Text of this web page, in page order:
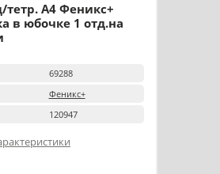
тетр. А4 Феникс+
в юбочке 1 отд.на
69288
Феникс+
120947